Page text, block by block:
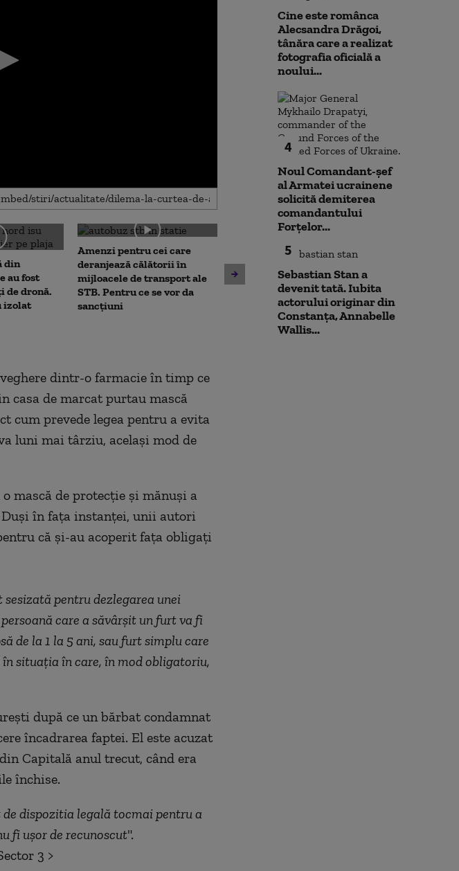
din
au fost
de dronă.
izolat
Amenzi pentru cei care
deranjează călătorii în
mijloacele de transport ale
STB. Pentru ce se vor da
sancțiuni
Un asistent medical din SUA
pune la pământ un pacient
violent. Ce nu a știut
bărbatul agresiv atunci când
dintr-o farmacie în timp ce
casa de marcat purtau mască
cum prevede legea pentru a evita
luni mai târziu, același mod de
mască de protecție și mănuși a
în fața instanței, unii autori
că și-au acoperit fața obligați
pentru dezlegarea unei
care a săvârșit un furt va fi
de la 1 la 5 ani, sau furt simplu care
situația în care, în mod obligatoriu,
după ce un bărbat condamnat
încadrarea faptei. El este acuzat
Capitală anul trecut, când era
închise.
dispozitia legală tocmai pentru a
fi ușor de recunoscut".
3 >
Cine este românca
Alecsandra Drăgoi,
tânăra care a realizat
fotografia oficială a
noului...
4
Noul Comandant-șef
al Armatei ucrainene
solicită demiterea
comandantului
Forțelor...
5
Sebastian Stan a
devenit tată. Iubita
actorului originar din
Constanța, Annabelle
Wallis...